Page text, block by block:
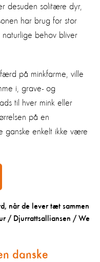
desuden solitære dyr,
har brug for stor
behov bliver
på minkfarme, ville
i, grave- og
til hver mink eller
på en
ganske enkelt ikke være
danske